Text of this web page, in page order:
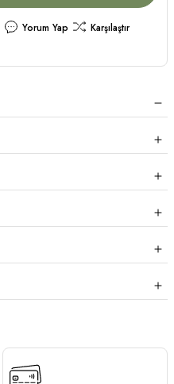
Yorum Yap
Karşılaştır